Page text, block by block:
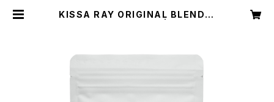
KISSA RAY ORIGINAL BLEND C